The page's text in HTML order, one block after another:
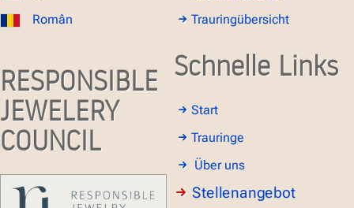
Român
RESPONSIBLE
JEWELERY
COUNCIL
Trauringübersicht
Schnelle Links
Start
Trauringe
Über uns
Stellenangebot